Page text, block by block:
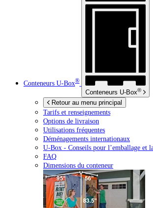
Conteneurs U-Box®
Conteneurs U-Box®
Retour au menu principal
Tarifs et renseignements
Options de livraison
Utilisations fréquentes
Déménagements internationaux
U-Box - Conseils pour l’emballage et
FAQ
Dimensions du conteneur